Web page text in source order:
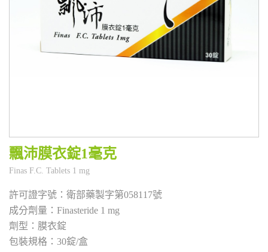
飄沛膜衣錠1毫克
衛部藥製字第058117號
Finasteride 1 mg
膜衣錠
30錠/盒